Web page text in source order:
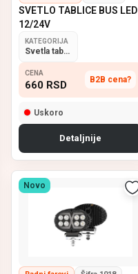
SVETLO TABLICE BUS LED
12/24V
KATEGORIJA
Svetla tablice
CENA
660 RSD B2B cena?
Uskoro
Detaljnije
Novo